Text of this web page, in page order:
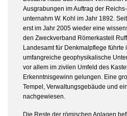
Ausgrabungen im Auftrag der
unternahm W. Kohl im Jahr 1892.
erst im Jahr 2005 wieder eine
den Zweckverband Römerkastell
Landesamt für Denkmalpflege
umfangreiche geophysikalische
vor allem im zivilen Umfeld des
Erkenntnisgewinn gelungen. Eine
Tempel, Verwaltungsgebäude und
nachgewiesen.